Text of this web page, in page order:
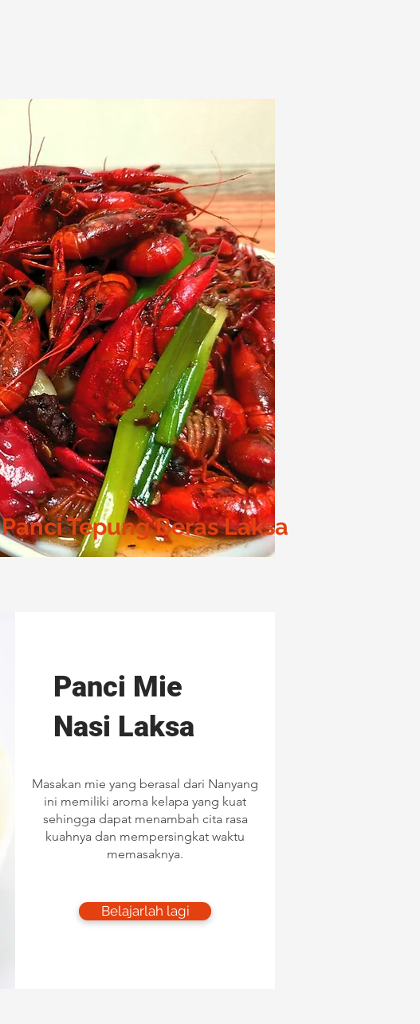
​Panci Mie
Nasi Laksa
Masakan mie yang berasal dari Nanyang
ini memiliki aroma kelapa yang kuat
sehingga dapat menambah cita rasa
kuahnya dan mempersingkat waktu
memasaknya.
Belajarlah lagi
Panci Tepung Beras Laksa